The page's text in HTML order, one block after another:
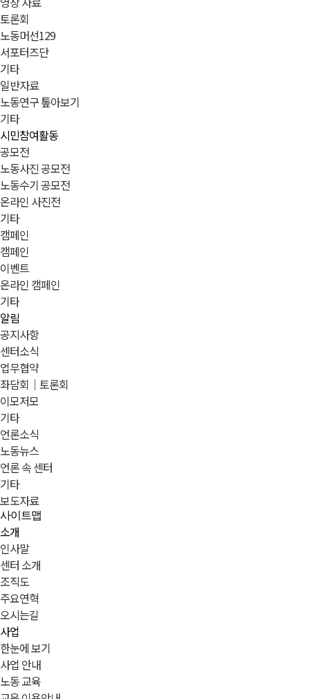
토론회
노동머선129
서포터즈단
기타
일반자료
노동연구 톺아보기
기타
시민참여활동
공모전
노동사진 공모전
노동수기 공모전
온라인 사진전
기타
캠페인
캠페인
이벤트
온라인 캠페인
기타
알림
공지사항
센터소식
업무협약
좌담회｜토론회
이모저모
기타
언론소식
노동뉴스
언론 속 센터
기타
보도자료
사이트맵
소개
인사말
센터 소개
조직도
주요연혁
오시는길
사업
한눈에 보기
사업 안내
노동 교육